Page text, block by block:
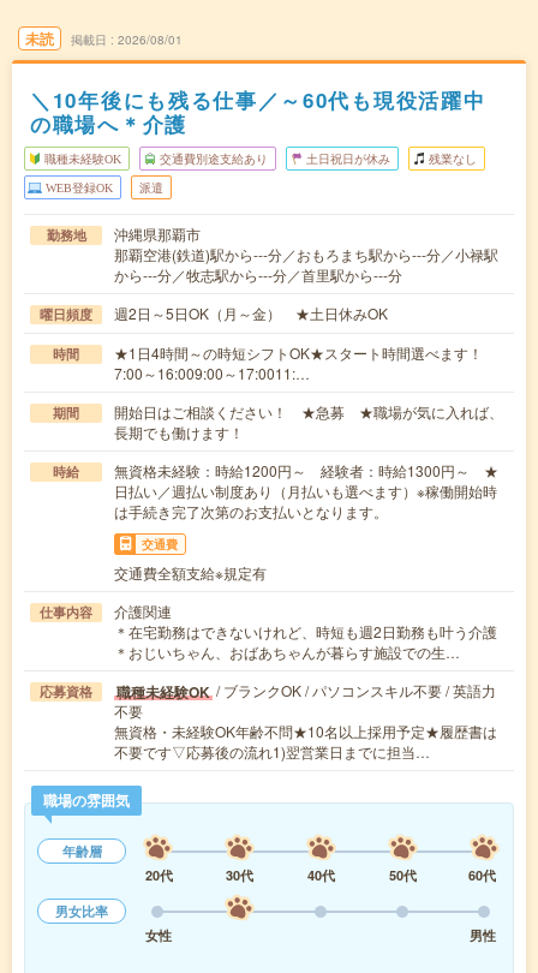
未読 掲載日 2026/08/01
＼10年後にも残る仕事／～60代も現役活躍中
の職場へ＊介護
職種未経験OK 交通費別途支給あり 土日祝日が休み 残業なし
WEB登録OK 派遣
勤務地
沖縄県那覇市
那覇空港(鉄道)駅から---分／おもろまち駅から---分／小禄駅
から---分／牧志駅から---分／首里駅から---分
曜日頻度 週2日～5日OK（月～金） ★土日休みOK
時間
★1日4時間～の時短シフトOK★スタート時間選べます！
7:00～16:009:00～17:0011:…
期間
開始日はご相談ください！ ★急募 ★職場が気に入れば、
長期でも働けます！
時給
無資格未経験：時給1200円～ 経験者：時給1300円～ ★
日払い／週払い制度あり（月払いも選べます）※稼働開始時
は手続き完了次第のお支払いとなります。
交通費
交通費全額支給※規定有
仕事内容
介護関連
＊在宅勤務はできないけれど、時短も週2日勤務も叶う介護
＊おじいちゃん、おばあちゃんが暮らす施設での生…
応募資格 職種未経験OK / ブランクOK / パソコンスキル不要 / 英語力
不要
無資格・未経験OK年齢不問★10名以上採用予定★履歴書は
不要です▽応募後の流れ1)翌営業日までに担当…
職場の雰囲気
年齢層
20代
30代 40代 50代
60代
男女比率
女性
男性